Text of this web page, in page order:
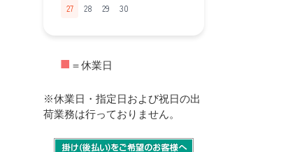
27
28 29 30
■ ＝休業日
※休業日・指定日および祝日の出
荷業務は行っておりません。